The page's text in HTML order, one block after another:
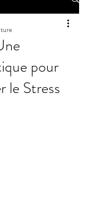
pour
le Stress